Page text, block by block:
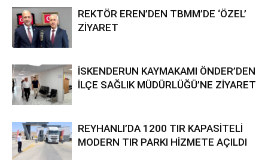
REKTÖR EREN’DEN TBMM’DE ‘ÖZEL’
ZİYARET
İSKENDERUN KAYMAKAMI ÖNDER’DEN
İLÇE SAĞLIK MÜDÜRLÜĞÜ’NE ZİYARET
REYHANLI’DA 1200 TIR KAPASİTELİ
MODERN TIR PARKI HİZMETE AÇILDI